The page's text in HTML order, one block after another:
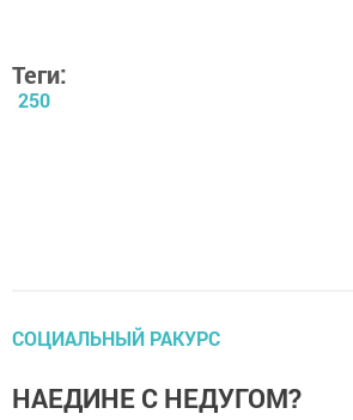
Теги:
250
СОЦИАЛЬНЫЙ РАКУРС
НАЕДИНЕ С НЕДУГОМ?